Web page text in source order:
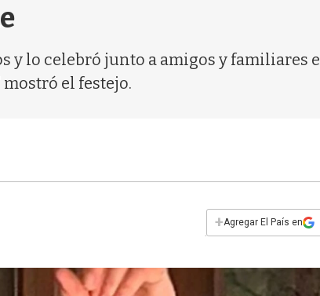
lo celebró junto a amigos y familiares
mostró el festejo.
+Agregar El País en